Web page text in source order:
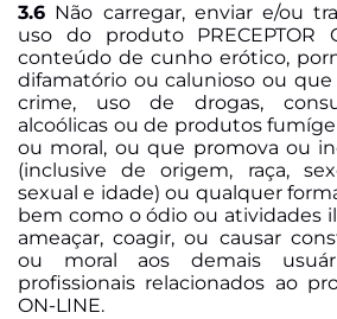
3.6 Não carregar, enviar e/ou
uso do produto PRECEPTOR
conteúdo de cunho erótico,
difamatório ou calunioso ou que
crime, uso de drogas,
alcoólicas ou de produtos
ou moral, ou que promova ou
(inclusive de origem, raça,
sexual e idade) ou qualquer
bem como o ódio ou atividades
ameaçar, coagir, ou causar
ou moral aos demais
profissionais relacionados ao
ON-LINE.